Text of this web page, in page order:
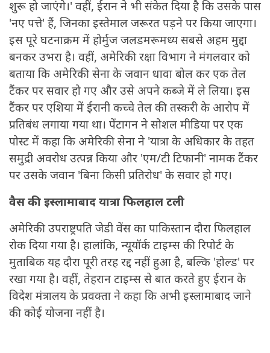
शुरू हो जाएंगे।' वहीं, ईरान ने भी संकेत दिया है कि उसके पास
'नए पत्ते' हैं, जिनका इस्तेमाल जरूरत पड़ने पर किया जाएगा।
इस पूरे घटनाक्रम में होर्मुज जलडमरूमध्य सबसे अहम मुद्दा
बनकर उभरा है। वहीं, अमेरिकी रक्षा विभाग ने मंगलवार को
बताया कि अमेरिकी सेना के जवान धावा बोल कर एक तेल
टैंकर पर सवार हो गए और उसे अपने कब्जे में ले लिया। इस
टैंकर पर एशिया में ईरानी कच्चे तेल की तस्करी के आरोप में
प्रतिबंध लगाया गया था। पेंटागन ने सोशल मीडिया पर एक
पोस्ट में कहा कि अमेरिकी सेना ने 'यात्रा के अधिकार के तहत
समुद्री अवरोध उत्पन्न किया और 'एम/टी टिफानी' नामक टैंकर
पर उसके जवान 'बिना किसी प्रतिरोध' के सवार हो गए।
वैस की इस्लामाबाद यात्रा फिलहाल टली
अमेरिकी उपराष्ट्रपति जेडी वेंस का पाकिस्तान दौरा फिलहाल
रोक दिया गया है। हालांकि, न्यूयॉर्क टाइम्स की रिपोर्ट के
मुताबिक यह दौरा पूरी तरह रद्द नहीं हुआ है, बल्कि 'होल्ड' पर
रखा गया है। वहीं, तेहरान टाइम्स से बात करते हुए ईरान के
विदेश मंत्रालय के प्रवक्ता ने कहा कि अभी इस्लामाबाद जाने
की कोई योजना नहीं है।